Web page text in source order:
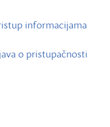
informacijama
o pristupačnosti